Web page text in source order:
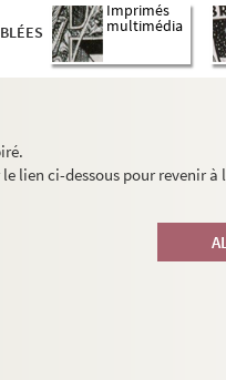
Imprimés
multimédia
lien ci-dessous pour revenir